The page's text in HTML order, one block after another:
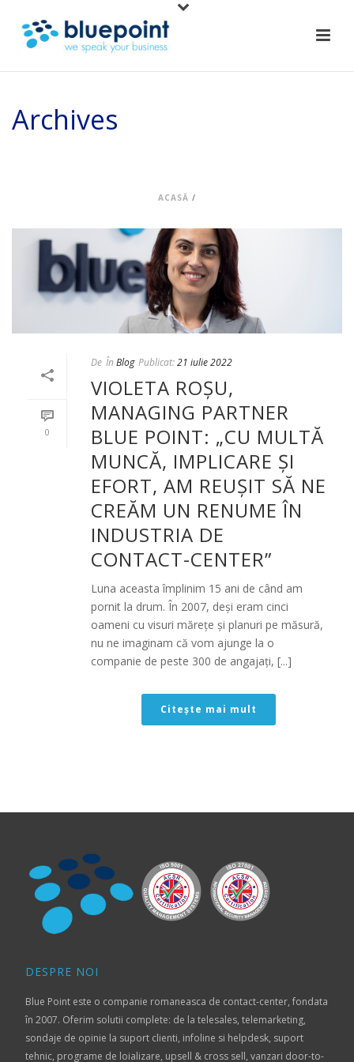
Archives
ACASĂ /
0
De În Blog Publicat:21 iulie 2022
VIOLETA ROȘU,
MANAGING PARTNER
BLUE POINT: „CU MULTĂ
MUNCĂ, IMPLICARE ȘI
EFORT, AM REUȘIT SĂ NE
CREĂM UN RENUME ÎN
INDUSTRIA DE
CONTACT-CENTER”
Luna aceasta împlinim 15 ani de când am
pornit la drum. În 2007, deși eram cinci
oameni cu visuri mărețe și planuri pe măsură,
nu ne imaginam că vom ajunge la o
companie de peste 300 de angajați, [...]
Citește mai mult
DESPRE NOI
Blue Point este o companie romaneasca de contact-center, fondata
în 2007. Oferim solutii complete: de la telesales, telemarketing,
sondaje de opinie la suport clienti, infoline si helpdesk, suport
tehnic, programe de loializare, upsell & cross sell, vanzari door-to-